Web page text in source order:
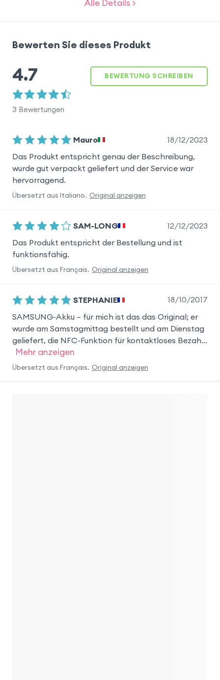
Alle Details >
Bewerten Sie dieses Produkt
4.7
3 Bewertungen
BEWERTUNG SCHREIBEN
Mauro
18/12/2023
Das Produkt entspricht genau der Beschreibung,
wurde gut verpackt geliefert und der Service war
hervorragend.
Übersetzt aus Italiano. Original anzeigen
SAM-LONG
12/12/2023
Das Produkt entspricht der Bestellung und ist
funktionsfähig.
Übersetzt aus Français. Original anzeigen
STEPHANIE
18/10/2017
SAMSUNG-Akku – für mich ist das das Original; er
wurde am Samstagmittag bestellt und am Dienstag
geliefert, die NFC-Funktion für kontaktloses Bezah...
Mehr anzeigen
Übersetzt aus Français. Original anzeigen